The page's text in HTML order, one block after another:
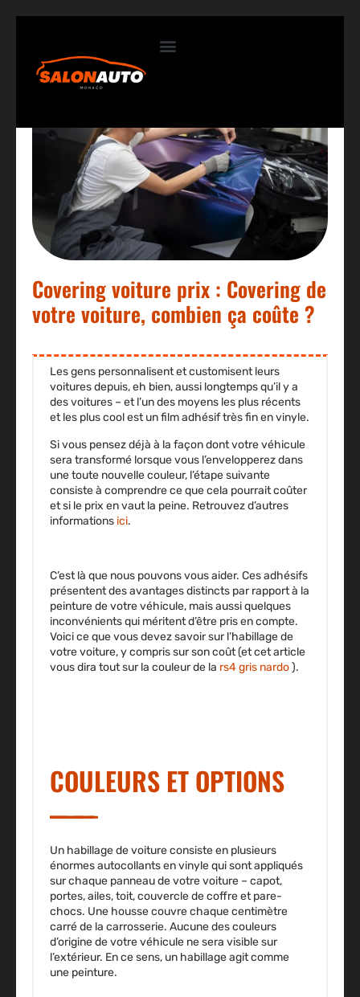
Covering voiture prix : Covering de
votre voiture, combien ça coûte ?
Les gens personnalisent et customisent leurs
voitures depuis, eh bien, aussi longtemps qu’il y a
des voitures – et l’un des moyens les plus récents
et les plus cool estun film adhésif très fin en vinyle.
Si vous pensez déjà à la façon dont votre véhicule
sera transformé lorsque vous l’envelopperez dans
une toute nouvelle couleur, l’étape suivante
consiste à comprendre ce que cela pourrait coûter
et si le prix en vaut la peine. Retrouvez d’autres
informations ici.
C’est là que nous pouvons vous aider. Ces adhésifs
présentent des avantages distincts par rapport à la
peinture de votre véhicule, mais aussi quelques
inconvénients qui méritent d’être pris en compte.
Voici ce que vous devez savoir sur l’habillage de
votre voiture, y compris sur son coût (et cet article
vous dira tout sur la couleur de la rs4 gris nardo).
COULEURS ET OPTIONS
Un habillage de voiture consiste en plusieurs
énormes autocollants en vinyle qui sont appliqués
sur chaque panneau de votre voiture – capot,
portes, ailes, toit, couvercle de coffre et pare-
chocs. Une housse couvre chaque centimètre
carré de la carrosserie. Aucune des couleurs
d’origine de votre véhicule ne sera visible sur
l’extérieur. En ce sens, un habillage agit comme
une peinture.